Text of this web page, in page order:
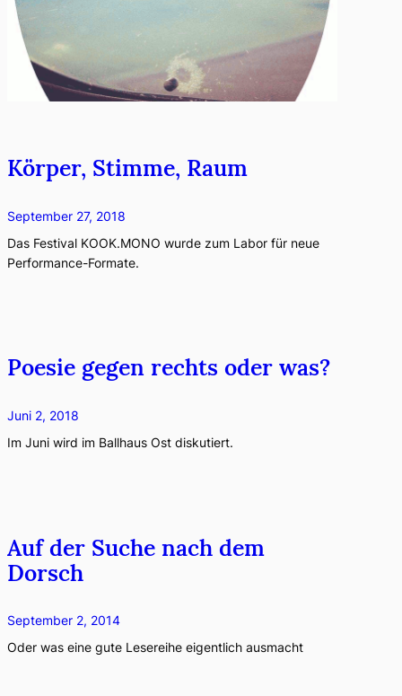
Körper, Stimme, Raum
September 27, 2018
Das Festival KOOK.MONO wurde zum Labor für neue
Performance-Formate.
Poesie gegen rechts oder was?
Juni 2, 2018
Im Juni wird im Ballhaus Ost diskutiert.
Auf der Suche nach dem
Dorsch
September 2, 2014
Oder was eine gute Lesereihe eigentlich ausmacht